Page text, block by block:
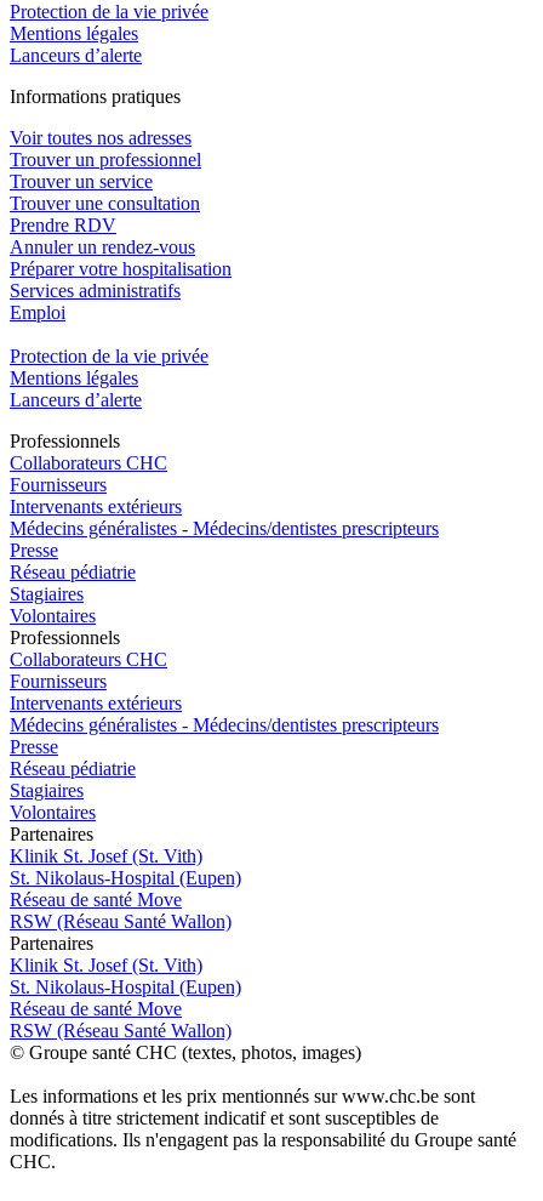
Protection de la vie privée
Mentions légales
Lanceurs d’alerte
Informations pratiques
Voir toutes nos adresses
Trouver un professionnel
Trouver un service
Trouver une consultation
Prendre RDV
Annuler un rendez-vous
Préparer votre hospitalisation
Services administratifs
Emploi​
Protection de la vie privée
Mentions légales
Lanceurs d’alerte
Professionnels
Collaborateurs CHC
Fournisseurs
Intervenants extérieurs
Médecins généralistes - Médecins/dentistes prescripteurs
Presse
Réseau pédiatrie
Stagiaires
Volontaires
Professionnels
Collaborateurs CHC
Fournisseurs
Intervenants extérieurs
Médecins généralistes - Médecins/dentistes prescripteurs
Presse
Réseau pédiatrie
Stagiaires
Volontaires
Partenaires
Klinik St. Josef (St. Vith)
St. Nikolaus-Hospital (Eupen)
Réseau de santé Move
RSW (Réseau Santé Wallon)
Partenaires
Klinik St. Josef (St. Vith)
St. Nikolaus-Hospital (Eupen)
Réseau de santé Move
RSW (Réseau Santé Wallon)
© Groupe santé CHC (textes, photos, images)
Les informations et les prix mentionnés sur www.chc.be sont
donnés à titre strictement indicatif et sont susceptibles de
modifications. Ils n'engagent pas la responsabilité du Groupe santé
CHC.